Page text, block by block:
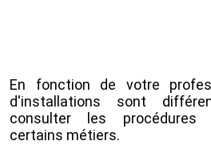
En fonction de votre
d'installations sont
consulter les procédures
certains métiers.